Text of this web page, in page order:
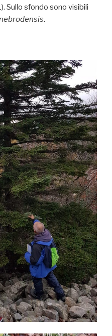
Sullo sfondo sono visibili
.